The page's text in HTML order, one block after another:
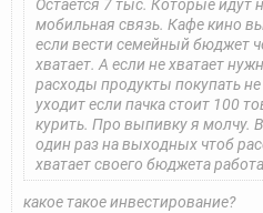
Остается 7 тыс. Которые идут
мобильная связь. Кафе кино
если вести семейный бюджет
хватает. А если не хватает
расходы продукты покупать
уходит если пачка стоит 100
курить. Про выпивку я молчу.
один раз на выходных чтоб
хватает своего бюджета
какое такое инвестирование?